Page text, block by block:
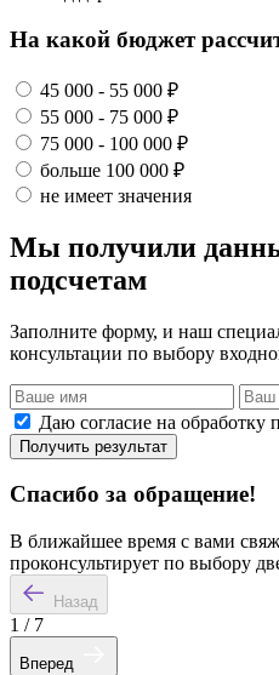
На какой бюджет
45 000 - 55 000 ₽
55 000 - 75 000 ₽
75 000 - 100 000 ₽
больше 100 000 ₽
не имеет значения
Мы получили
подсчетам
Заполните форму, и наш
консультации по выбору
Даю согласие на обработку
Получить результат
Спасибо за обращение!
В ближайшее время с вами
проконсультирует по выбору
Назад
1 / 7
Вперед